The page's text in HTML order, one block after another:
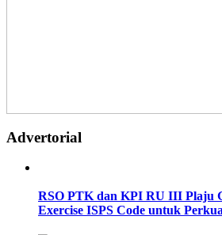
Advertorial
RSO PTK dan KPI RU III Plaju
Exercise ISPS Code untuk